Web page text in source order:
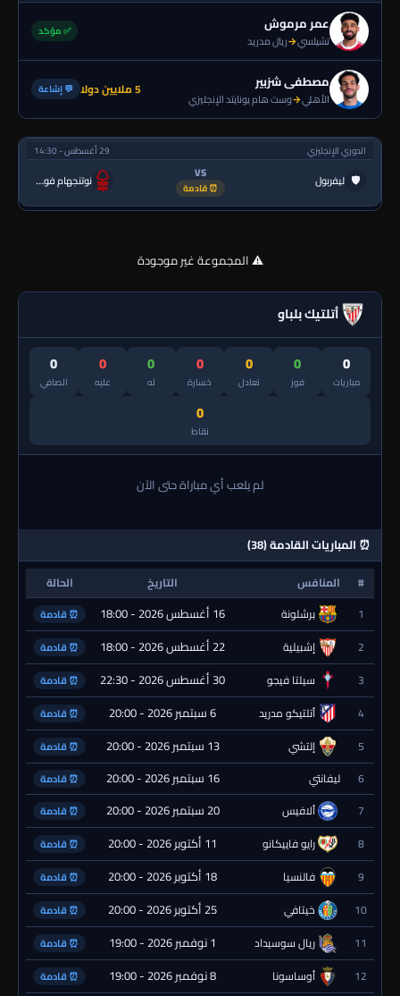
عمر مرموش
تشيلسي→ريال مدريد
✅ مؤكد
مصطفى شزبير
الأهلي→وست هام يونايتد الإنجليزي 5 ملايين دولا 💬 إشاعة
الدوري الإنجليزي 29 أغسطس - 14:30
🛡 ليفربول VS
⏰ قادمة نوتنجهام فورست
⚠️ المجموعة غير موجودة
أتلتيك بلباو
0
مباريات
0
فوز
0
تعادل
0
خسارة
0
له
0
عليه
0
الصافي
0
نقاط
لم يلعب أي مباراة حتى الآن
⏰ المباريات القادمة (38)
# المنافس التاريخ
الحالة
1
برشلونة 16 أغسطس 2026 - 18:00 ⏰ قادمة
2 إشبيلية 22 أغسطس 2026 - 18:00 ⏰ قادمة
3 سيلتا فيجو 30 أغسطس 2026 - 22:30 ⏰ قادمة
4 أتلتيكو مدريد 6 سبتمبر 2026 - 20:00 ⏰ قادمة
5 إلتشي 13 سبتمبر 2026 - 20:00 ⏰ قادمة
6 ليفانتي 16 سبتمبر 2026 - 20:00 ⏰ قادمة
7 ألافيس 20 سبتمبر 2026 - 20:00 ⏰ قادمة
8 رايو فاييكانو 11 أكتوبر 2026 - 20:00 ⏰ قادمة
9 فالنسيا 18 أكتوبر 2026 - 20:00 ⏰ قادمة
10 خيتافي 25 أكتوبر 2026 - 20:00 ⏰ قادمة
11 ريال سوسيداد 1 نوفمبر 2026 - 19:00 ⏰ قادمة
12 أوساسونا 8 نوفمبر 2026 - 19:00 ⏰ قادمة